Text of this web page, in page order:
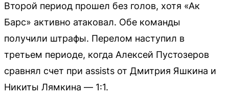
Второй период прошел без голов, хотя «Ак
Барс» активно атаковал. Обе команды
получили штрафы. Перелом наступил в
третьем периоде, когда Алексей Пустозеров
сравнял счет при assists от Дмитрия Яшкина и
Никиты Лямкина — 1:1.